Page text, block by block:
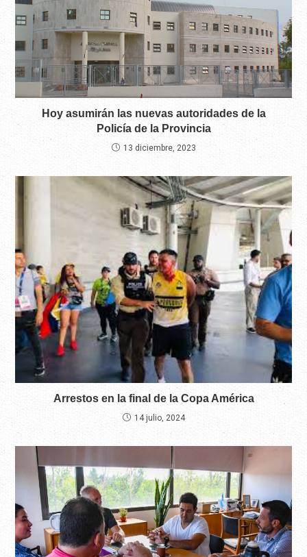
Hoy asumirán las nuevas autoridades de la
Policía de la Provincia
13 diciembre, 2023
Arrestos en la final de la Copa América
14 julio, 2024